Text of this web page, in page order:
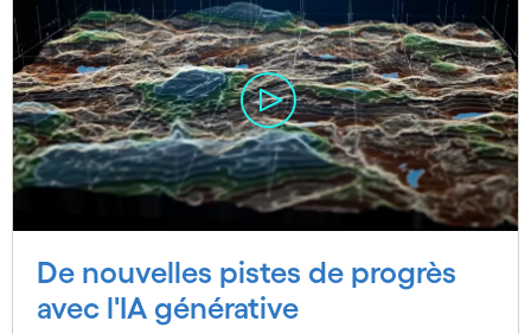
De nouvelles pistes de progrès
avec l'IA générative